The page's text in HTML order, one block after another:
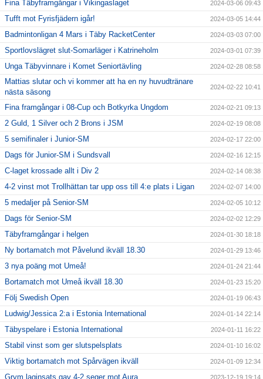
Fina Täbyframgångar i Vikingaslaget 2024-03-06 09:43
Tufft mot Fyrisfjädern igår! 2024-03-05 14:44
Badmintonligan 4 Mars i Täby RacketCenter 2024-03-03 07:00
Sportlovslägret slut-Somarläger i Katrineholm 2024-03-01 07:39
Unga Täbyvinnare i Komet Seniortävling 2024-02-28 08:58
Mattias slutar och vi kommer att ha en ny huvudtränare
nästa säsong
2024-02-22 10:41
Fina framgångar i 08-Cup och Botkyrka Ungdom 2024-02-21 09:13
2 Guld, 1 Silver och 2 Brons i JSM 2024-02-19 08:08
5 semifinaler i Junior-SM 2024-02-17 22:00
Dags för Junior-SM i Sundsvall 2024-02-16 12:15
C-laget krossade allt i Div 2 2024-02-14 08:38
4-2 vinst mot Trollhättan tar upp oss till 4:e plats i Ligan 2024-02-07 14:00
5 medaljer på Senior-SM 2024-02-05 10:12
Dags för Senior-SM 2024-02-02 12:29
Täbyframgångar i helgen 2024-01-30 18:18
Ny bortamatch mot Påvelund ikväll 18.30 2024-01-29 13:46
3 nya poäng mot Umeå! 2024-01-24 21:44
Bortamatch mot Umeå ikväll 18.30 2024-01-23 15:20
Följ Swedish Open 2024-01-19 06:43
Ludwig/Jessica 2:a i Estonia International 2024-01-14 22:14
Täbyspelare i Estonia International 2024-01-11 16:22
Stabil vinst som ger slutspelsplats 2024-01-10 16:02
Viktig bortamatch mot Spårvägen ikväll 2024-01-09 12:34
Grym laginsats gav 4-2 seger mot Aura 2023-12-19 19:14